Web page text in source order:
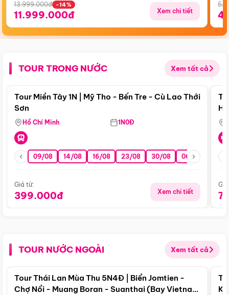
13.999.000đ -14%
11.999.000đ Xem chi tiết
TOUR TRONG NƯỚC Xem tất cả
Điểm nổi bật
Tour Miền Tây 1N | Mỹ Tho - Bến Tre - Cù Lao Thới
Sơn
Hồ Chí Minh 1N0Đ
09/08 14/08 16/08 23/08 30/08 06/09 13/09
Giá từ:
399.000đ Xem chi tiết
TOUR NƯỚC NGOÀI Xem tất cả
Điểm nổi bật
Tour Thái Lan Mùa Thu 5N4Đ | Biển Jomtien -
Chợ Nổi - Muang Boran - Suanthai (Bay Vietnam